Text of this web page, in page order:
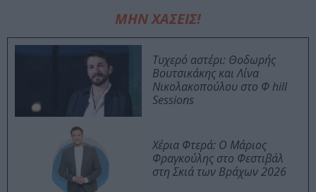
ΜΗΝ ΧΑΣΕΙΣ!
Τυχερό αστέρι: Θοδωρής
Βουτσικάκης και Λίνα
Νικολακοπούλου στο Φ hill
Sessions
Χέρια Φτερά: Ο Μάριος
Φραγκούλης στο Φεστιβάλ
στη Σκιά των Βράχων 2026